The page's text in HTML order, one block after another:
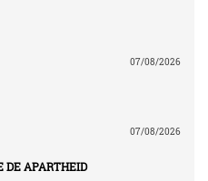
07/08/2026
07/08/2026
DE APARTHEID